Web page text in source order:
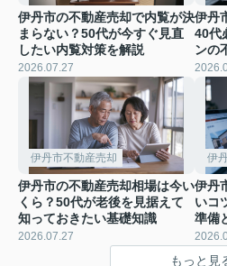
伊丹市の不動産売却で内覧が決
まらない？50代が今すぐ見直
したい内覧対策を解説
2026.07.27
伊丹
40代
ンの
伊丹市不動産売却
伊丹市の不動産売却相場は今い
くら？50代が老後を見据えて
知っておきたい基礎知識
2026.07.27
伊
伊丹
いコ
準備
もっと見